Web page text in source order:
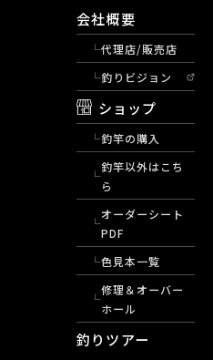
会社概要
代理店/販売店
釣りビジョン
ショップ
釣竿の購入
釣竿以外はこち
ら
オーダーシート
PDF
色見本一覧
修理＆オーバー
ホール
釣りツアー